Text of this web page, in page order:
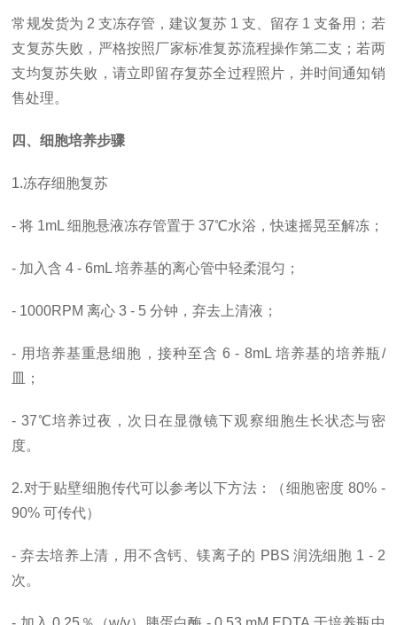
常规发货为 2 支冻存管，建议复苏 1 支、留存 1 支备用；若
支复苏失败，严格按照厂家标准复苏流程操作第二支；若两
支均复苏失败，请立即留存复苏全过程照片，并时间通知销
售处理。
四、细胞培养步骤
1.冻存细胞复苏
- 将 1mL 细胞悬液冻存管置于 37℃水浴，快速摇晃至解冻；
- 加入含 4 - 6mL 培养基的离心管中轻柔混匀；
- 1000RPM 离心 3 - 5 分钟，弃去上清液；
- 用培养基重悬细胞，接种至含 6 - 8mL 培养基的培养瓶/
皿；
- 37℃培养过夜，次日在显微镜下观察细胞生长状态与密
度。
2.对于贴壁细胞传代可以参考以下方法：（细胞密度 80% -
90% 可传代）
- 弃去培养上清，用不含钙、镁离子的 PBS 润洗细胞 1 - 2
次。